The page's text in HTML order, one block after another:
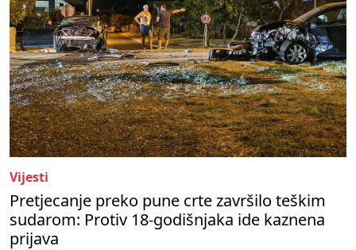
Vijesti
Pretjecanje preko pune crte završilo teškim
sudarom: Protiv 18-godišnjaka ide kaznena
prijava